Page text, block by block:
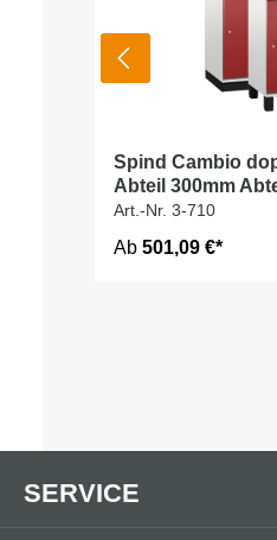
Spind Cambio
Abteil 300mm
Art.-Nr. 3-710
Ab 501,09 €*
SERVICE